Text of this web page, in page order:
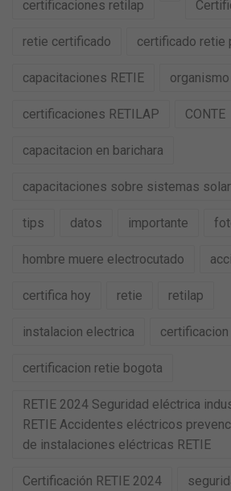
certificaciones retilap
retie certificado certificado retie
capacitaciones RETIE
certificaciones RETILAP CONTE
capacitacion en barichara
capacitaciones sobre sistemas
tips datos importante
hombre muere electrocutado
certifica hoy retie retilap
instalacion electrica certificacion
certificacion retie bogota
RETIE 2024 Seguridad eléctrica
RETIE Accidentes eléctricos
de instalaciones eléctricas RETIE
Certificación RETIE 2024